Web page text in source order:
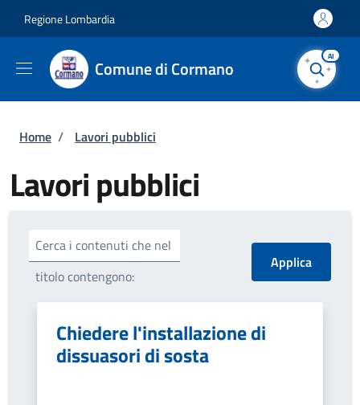
Regione Lombardia
Comune di Cormano
AI
Briciole di pane
Home / Lavori pubblici
Lavori pubblici
Cerca i contenuti che nel
titolo contengono:
Chiedere l'installazione di
dissuasori di sosta